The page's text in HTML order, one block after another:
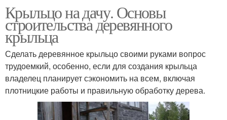
Крыльцо на дачу. Основы
строительства деревянного
крыльца
Сделать деревянное крыльцо своими руками вопрос
трудоемкий, особенно, если для создания крыльца
владелец планирует сэкономить на всем, включая
плотницкие работы и правильную обработку дерева.